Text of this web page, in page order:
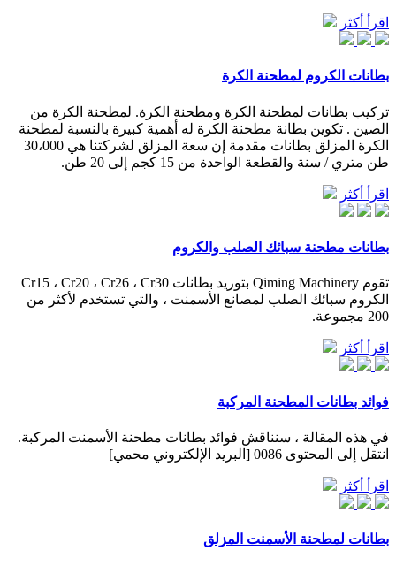
اقرأ أكثر
بطانات الكروم لمطحنة الكرة
تركيب بطانات لمطحنة الكرة ومطحنة الكرة. لمطحنة الكرة من
الصين . تكوين بطانة مطحنة الكرة له أهمية كبيرة بالنسبة لمطحنة
الكرة المزلق بطانات مقدمة إن سعة المزلق لشركتنا هي 30،000
طن متري / سنة والقطعة الواحدة من 15 كجم إلى 20 طن.
اقرأ أكثر
بطانات مطحنة سبائك الصلب والكروم
تقوم Qiming Machinery بتوريد بطانات Cr15 ، Cr20 ، Cr26 ، Cr30
الكروم سبائك الصلب لمصانع الأسمنت ، والتي تستخدم لأكثر من
200 مجموعة.
اقرأ أكثر
فوائد بطانات المطحنة المركبة
في هذه المقالة ، سنناقش فوائد بطانات مطحنة الأسمنت المركبة.
انتقل إلى المحتوى 0086 [البريد الإلكتروني محمي]
اقرأ أكثر
بطانات لمطحنة الأسمنت المزلق